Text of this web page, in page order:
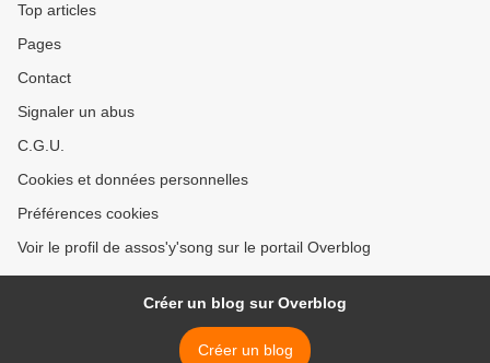
Top articles
Pages
Contact
Signaler un abus
C.G.U.
Cookies et données personnelles
Préférences cookies
Voir le profil de assos'y'song sur le portail Overblog
Créer un blog sur Overblog
Créer un blog